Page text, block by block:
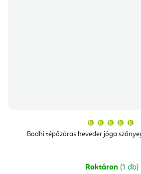
Bodhi tépőzáras heveder jóga
Raktáron (1 db)